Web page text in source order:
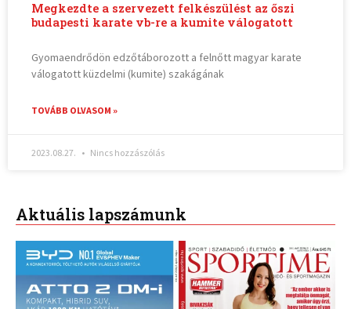
Megkezdte a szervezett felkészülést az őszi
budapesti karate vb-re a kumite válogatott
Gyomaendrődön edzőtáborozott a felnőtt magyar karate
válogatott küzdelmi (kumite) szakágának
TOVÁBB OLVASOM »
2023.08.27. Nincs hozzászólás
Aktuális lapszámunk